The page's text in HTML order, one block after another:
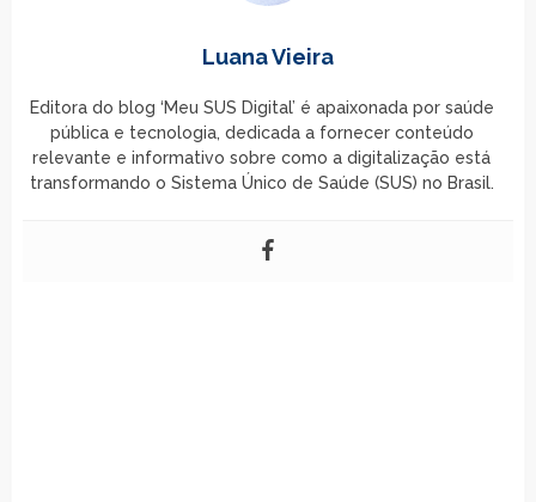
Luana Vieira
Editora do blog ‘Meu SUS Digital’ é apaixonada por saúde
pública e tecnologia, dedicada a fornecer conteúdo
relevante e informativo sobre como a digitalização está
transformando o Sistema Único de Saúde (SUS) no Brasil.